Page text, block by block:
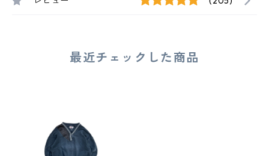
最近チェックした商品